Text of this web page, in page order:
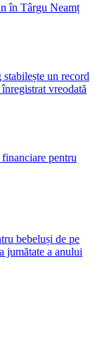
în Târgu Neamț
un record
vreodată
pentru
bebeluși de pe
jumătate a anului